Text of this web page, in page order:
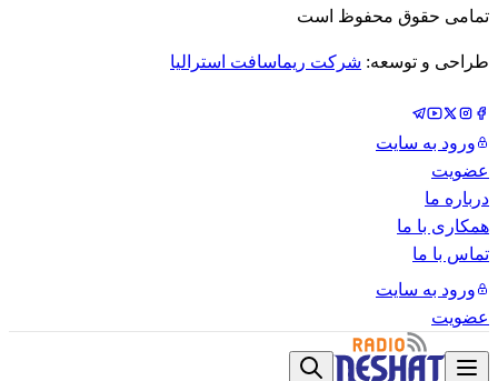
تمامی حقوق محفوظ است
طراحی و توسعه: شرکت ریماسافت استرالیا
ورود به سایت
عضویت
درباره ما
همکاری با ما
تماس با ما
ورود به سایت
عضویت